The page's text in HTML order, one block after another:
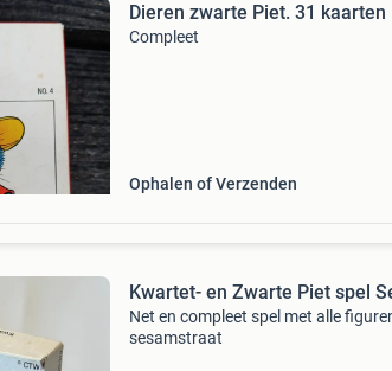
Dieren zwarte Piet. 31 kaarten
Compleet
Ophalen of Verzenden
Kwartet- en Zwarte Piet spel
Net en compleet spel met alle
sesamstraat